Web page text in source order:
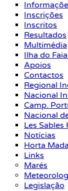
Inscrições
Inscritos
Resultados
Multimédia
Ilha do
Apoios
Contactos
Regional
Nacional
Camp.
Nacional
Les
Notícias
Horta
Links
Marés
Legislação